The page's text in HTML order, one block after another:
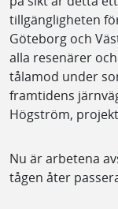
tillgängligheten
Göteborg och
alla resenärer
tålamod under
framtidens
Högström,
Nu är arbetena
tågen åter